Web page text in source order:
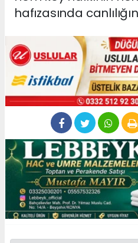
hafızasında